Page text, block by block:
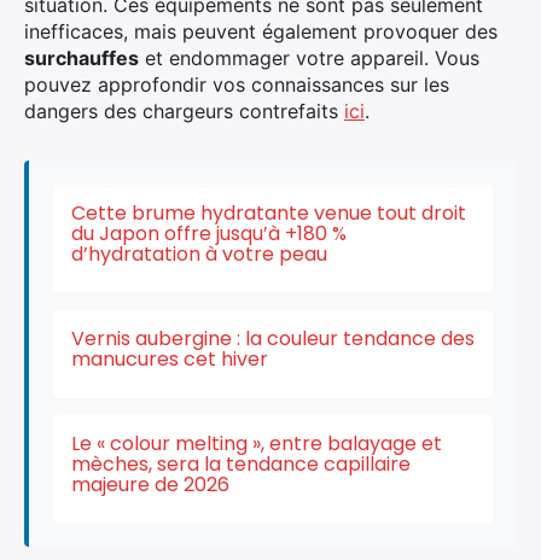
situation. Ces équipements ne sont pas seulement
inefficaces, mais peuvent également provoquer des
surchauffes et endommager votre appareil. Vous
pouvez approfondir vos connaissances sur les
dangers des chargeurs contrefaits ici.
Cette brume hydratante venue tout droit
du Japon offre jusqu’à +180 %
d’hydratation à votre peau
Vernis aubergine : la couleur tendance des
manucures cet hiver
Le « colour melting », entre balayage et
mèches, sera la tendance capillaire
majeure de 2026